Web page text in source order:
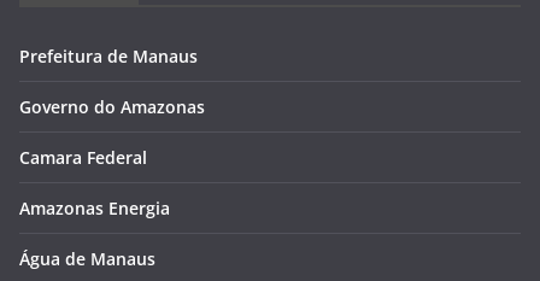
Prefeitura de Manaus
Governo do Amazonas
Camara Federal
Amazonas Energia
Água de Manaus